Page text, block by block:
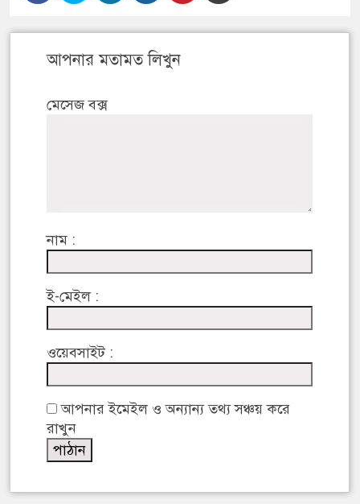
আপনার মতামত লিখুন
মেসেজ বক্স
নাম :
ই-মেইল :
ওয়েবসাইট :
আপনার ইমেইল ও অন্যান্য তথ্য সঞ্চয় করে
রাখুন